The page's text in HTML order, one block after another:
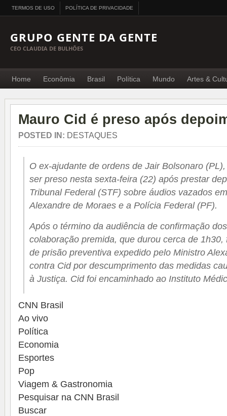
TERMOS DE USO POLÍTICA DE PRIVACIDADE
GRUPO GENTE DA GENTE
CEO CLAUDIA DE BULHÕES
Home Econômia Brasil Política Mundo Artes &
Mauro Cid é preso após
POSTED IN: DESTAQUES
O ex-ajudante de ordens de Jair Bolsonaro
ser preso nesta sexta-feira (22) após prestar
Tribunal Federal (STF) sobre áudios vazados
Alexandre de Moraes e a Polícia Federal (PF).
Após o término da audiência de confirmação
colaboração premida, que durou cerca de
de prisão preventiva expedido pelo Ministro
contra Cid por descumprimento das medidas
à Justiça. Cid foi encaminhado ao Instituto
CNN Brasil
Ao vivo
Política
Economia
Esportes
Pop
Viagem & Gastronomia
Pesquisar na CNN Brasil
Buscar